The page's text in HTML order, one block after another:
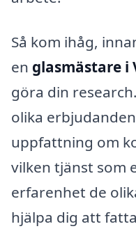
Så kom ihåg,
en glasmästare i
göra din
olika
uppfattning om
vilken tjänst som
erfarenhet de
hjälpa dig att